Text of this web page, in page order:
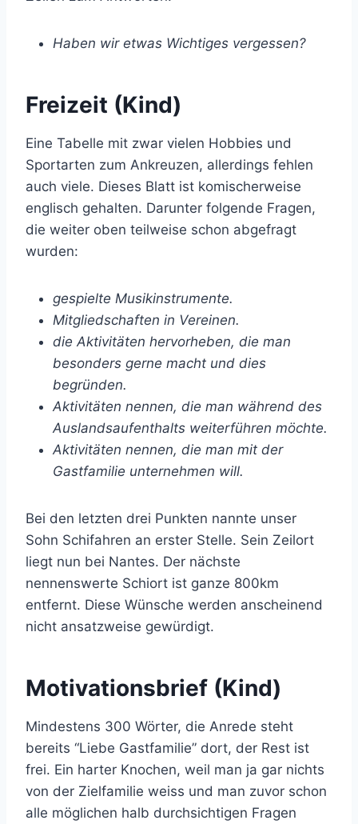
Haben wir etwas Wichtiges vergessen?
Freizeit (Kind)
Eine Tabelle mit zwar vielen Hobbies und
Sportarten zum Ankreuzen, allerdings fehlen
auch viele. Dieses Blatt ist komischerweise
englisch gehalten. Darunter folgende Fragen,
die weiter oben teilweise schon abgefragt
wurden:
gespielte Musikinstrumente.
Mitgliedschaften in Vereinen.
die Aktivitäten hervorheben, die man
besonders gerne macht und dies
begründen.
Aktivitäten nennen, die man während des
Auslandsaufenthalts weiterführen möchte.
Aktivitäten nennen, die man mit der
Gastfamilie unternehmen will.
Bei den letzten drei Punkten nannte unser
Sohn Schifahren an erster Stelle. Sein Zeilort
liegt nun bei Nantes. Der nächste
nennenswerte Schiort ist ganze 800km
entfernt. Diese Wünsche werden anscheinend
nicht ansatzweise gewürdigt.
Motivationsbrief (Kind)
Mindestens 300 Wörter, die Anrede steht
bereits “Liebe Gastfamilie” dort, der Rest ist
frei. Ein harter Knochen, weil man ja gar nichts
von der Zielfamilie weiss und man zuvor schon
alle möglichen halb durchsichtigen Fragen